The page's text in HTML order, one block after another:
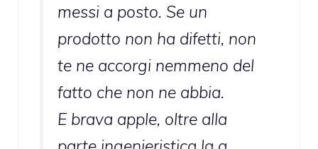
messi a posto. Se un
prodotto non ha difetti, non
te ne accorgi nemmeno del
fatto che non ne abbia.
E brava apple, oltre alla